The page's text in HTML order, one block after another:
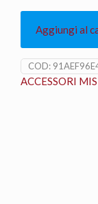
Aggiungi al
COD:
ACCESSORI